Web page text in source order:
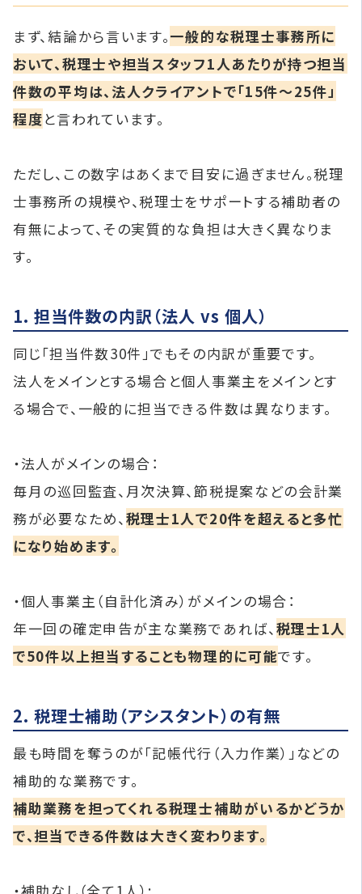
まず、結論から言います。一般的な税理士事務所に
おいて、税理士や担当スタッフ1人あたりが持つ担当
件数の平均は、法人クライアントで「15件〜25件」
程度と言われています。
ただし、この数字はあくまで目安に過ぎません。税理
士事務所の規模や、税理士をサポートする補助者の
有無によって、その実質的な負担は大きく異なりま
す。
1. 担当件数の内訳（法人 vs 個人）
同じ「担当件数30件」でもその内訳が重要です。
法人をメインとする場合と個人事業主をメインとす
る場合で、一般的に担当できる件数は異なります。
・法人がメインの場合：
毎月の巡回監査、月次決算、節税提案などの会計業
務が必要なため、税理士1人で20件を超えると多忙
になり始めます。
・個人事業主（自計化済み）がメインの場合：
年一回の確定申告が主な業務であれば、税理士1人
で50件以上担当することも物理的に可能です。
2. 税理士補助（アシスタント）の有無
最も時間を奪うのが「記帳代行（入力作業）」などの
補助的な業務です。
補助業務を担ってくれる税理士補助がいるかどうか
で、担当できる件数は大きく変わります。